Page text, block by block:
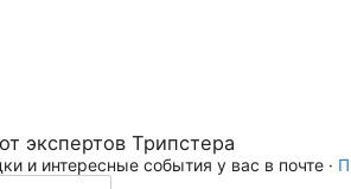
экспертов Трипстера
и интересные события у вас в почте ·